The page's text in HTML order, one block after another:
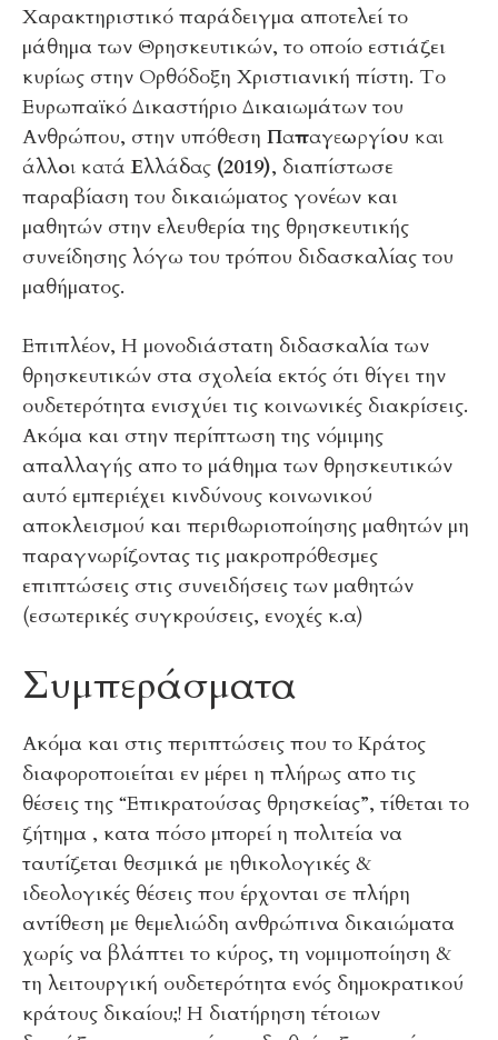
Χαρακτηριστικό παράδειγμα αποτελεί το
μάθημα των Θρησκευτικών, το οποίο εστιάζει
κυρίως στην Ορθόδοξη Χριστιανική πίστη. Το
Ευρωπαϊκό Δικαστήριο Δικαιωμάτων του
Ανθρώπου, στην υπόθεση Παπαγεωργίου και
άλλοι κατά Ελλάδας (2019), διαπίστωσε
παραβίαση του δικαιώματος γονέων και
μαθητών στην ελευθερία της θρησκευτικής
συνείδησης λόγω του τρόπου διδασκαλίας του
μαθήματος.
Επιπλέον, Η μονοδιάστατη διδασκαλία των
θρησκευτικών στα σχολεία εκτός ότι θίγει την
ουδετερότητα ενισχύει τις κοινωνικές διακρίσεις.
Ακόμα και στην περίπτωση της νόμιμης
απαλλαγής απο το μάθημα των θρησκευτικών
αυτό εμπεριέχει κινδύνους κοινωνικού
αποκλεισμού και περιθωριοποίησης μαθητών μη
παραγνωρίζοντας τις μακροπρόθεσμες
επιπτώσεις στις συνειδήσεις των μαθητών
(εσωτερικές συγκρούσεις, ενοχές κ.α)
Συμπεράσματα
Ακόμα και στις περιπτώσεις που το Κράτος
διαφοροποιείται εν μέρει η πλήρως απο τις
θέσεις της “Επικρατούσας θρησκείας”, τίθεται το
ζήτημα , κατα πόσο μπορεί η πολιτεία να
ταυτίζεται θεσμικά με ηθικολογικές &
ιδεολογικές θέσεις που έρχονται σε πλήρη
αντίθεση με θεμελιώδη ανθρώπινα δικαιώματα
χωρίς να βλάπτει το κύρος, τη νομιμοποίηση &
τη λειτουργική ουδετερότητα ενός δημοκρατικού
κράτους δικαίου;! Η διατήρηση τέτοιων